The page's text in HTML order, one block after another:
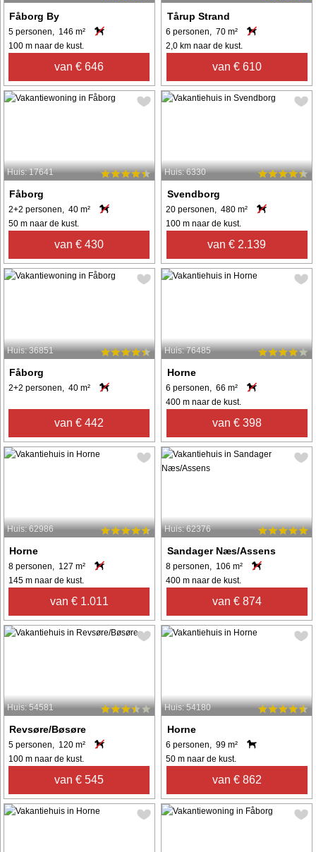
Fåborg By
5 personen, 146 m²
100 m naar de kust.
van € 646
Tårup Strand
6 personen, 70 m²
2,0 km naar de kust.
van € 610
Huis: 17641
Fåborg
2+2 personen, 40 m²
50 m naar de kust.
van € 430
Huis: 6330
Svendborg
20 personen, 480 m²
100 m naar de kust.
van € 2.139
Huis: 36851
Fåborg
2+2 personen, 40 m²
van € 442
Huis: 76485
Horne
6 personen, 66 m²
400 m naar de kust.
van € 398
Huis: 62986
Horne
8 personen, 127 m²
145 m naar de kust.
van € 1.011
Huis: 62376
Sandager Næs/Assens
8 personen, 106 m²
400 m naar de kust.
van € 874
Huis: 54581
Revsøre/Bøsøre
5 personen, 120 m²
100 m naar de kust.
van € 545
Huis: 54180
Horne
6 personen, 99 m²
50 m naar de kust.
van € 862